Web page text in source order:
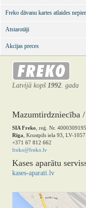
Freko dāvanu kartes atlaides
Atstarotāji
Akcijas preces
Latvijā kopš 1992. gada
Mazumtirdzniecība
SIA Freko , reģ. Nr.
Rīga , Krustpils iela 93, LV-1057
+371 67 812 662
freko@freko.lv
Kases aparātu
kases-aparati.lv